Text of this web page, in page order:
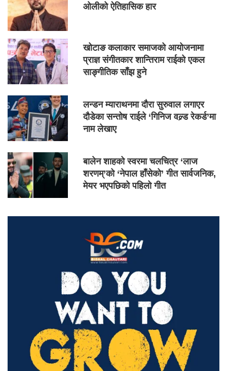
ओलीको ऐतिहासिक हार
खोटाङ कलाकार समाजको आयोजनामा
प्राज्ञ संगीतकार शान्तिराम राईको एकल
साङ्गीतिक साँझ हुने
लन्डन म्याराथनमा दौरा सुरुवाल लगाएर
दौडेका सन्तोष राईले ‘गिनिज वल्र्ड रेकर्ड’मा
नाम लेखाए
बालेन शाहको स्वरमा चलचित्र ‘लाज
शरणम्’को ‘नेपाल हाँसेको’ गीत सार्वजनिक,
मेयर भएपछिको पहिलो गीत